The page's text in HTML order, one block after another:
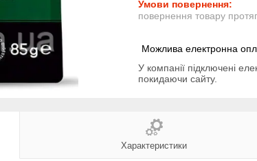
повернення товару
У компанії підключені
покидаючи сайту.
Характеристики